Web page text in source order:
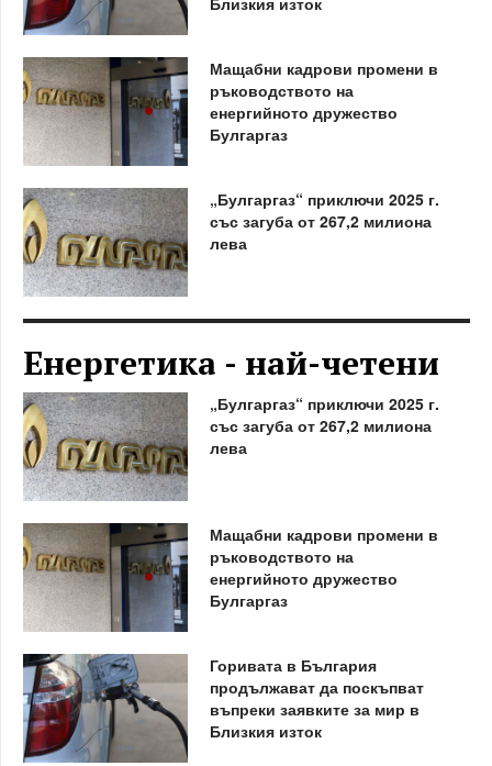
Мащабни кадрови промени в
ръководството на
енергийното дружество
Булгаргаз
„Булгаргаз“ приключи 2025 г.
със загуба от 267,2 милиона
лева
Енергетика - най-четени
„Булгаргаз“ приключи 2025 г.
със загуба от 267,2 милиона
лева
Мащабни кадрови промени в
ръководството на
енергийното дружество
Булгаргаз
Горивата в България
продължават да поскъпват
въпреки заявките за мир в
Близкия изток